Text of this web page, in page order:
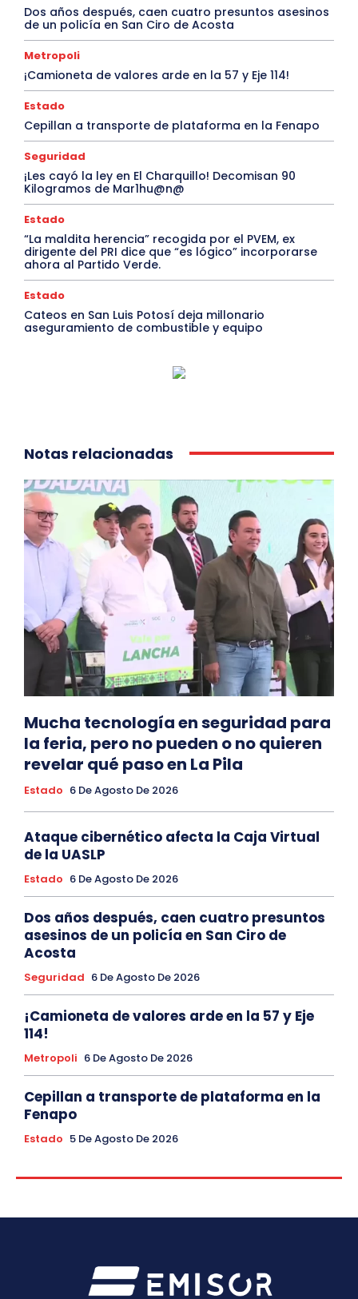
Dos años después, caen cuatro presuntos asesinos
de un policía en San Ciro de Acosta
Metropoli
¡Camioneta de valores arde en la 57 y Eje 114!
Estado
Cepillan a transporte de plataforma en la Fenapo
Seguridad
¡Les cayó la ley en El Charquillo! Decomisan 90
Kilogramos de Mar1hu@n@
Estado
“La maldita herencia” recogida por el PVEM, ex
dirigente del PRI dice que “es lógico” incorporarse
ahora al Partido Verde.
Estado
Cateos en San Luis Potosí deja millonario
aseguramiento de combustible y equipo
Notas relacionadas
Mucha tecnología en seguridad para
la feria, pero no pueden o no quieren
revelar qué paso en La Pila
Estado 6 De Agosto De 2026
Ataque cibernético afecta la Caja Virtual
de la UASLP
Estado 6 De Agosto De 2026
Dos años después, caen cuatro presuntos
asesinos de un policía en San Ciro de
Acosta
Seguridad 6 De Agosto De 2026
¡Camioneta de valores arde en la 57 y Eje
114!
Metropoli 6 De Agosto De 2026
Cepillan a transporte de plataforma en la
Fenapo
Estado 5 De Agosto De 2026